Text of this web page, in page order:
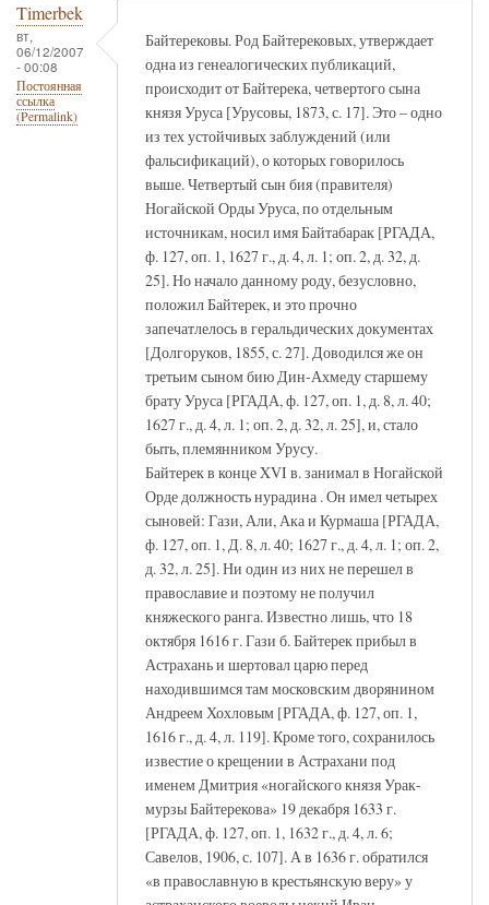
Timerbek
вт,
06/12/2007
- 00:08
Постоянная
ссылка
(Permalink)
Байтерековы. Род Байтерековых, утверждает
одна из генеалогических публикаций,
происходит от Байтерека, четвертого сына
князя Уруса [Урусовы, 1873, с. 17]. Это – одно
из тех устойчивых заблуждений (или
фальсификаций), о которых говорилось
выше. Четвертый сын бия (правителя)
Ногайской Орды Уруса, по отдельным
источникам, носил имя Байтабарак [РГАДА,
ф. 127, оп. 1, 1627 г., д. 4, л. 1; оп. 2, д. 32, д.
25]. Но начало данному роду, безусловно,
положил Байтерек, и это прочно
запечатлелось в геральдических документах
[Долгоруков, 1855, с. 27]. Доводился же он
третьим сыном бию Дин-Ахмеду старшему
брату Уруса [РГАДА, ф. 127, оп. 1, д. 8, л. 40;
1627 г., д. 4, л. 1; оп. 2, д. 32, л. 25], и, стало
быть, племянником Урусу.
Байтерек в конце XVI в. занимал в Ногайской
Орде должность нурадина . Он имел четырех
сыновей: Гази, Али, Ака и Курмаша [РГАДА,
ф. 127, оп. 1, Д. 8, л. 40; 1627 г., д. 4, л. 1; оп. 2,
д. 32, л. 25]. Ни один из них не перешел в
православие и поэтому не получил
княжеского ранга. Известно лишь, что 18
октября 1616 г. Гази б. Байтерек прибыл в
Астрахань и шертовал царю перед
находившимся там московским дворянином
Андреем Хохловым [РГАДА, ф. 127, оп. 1,
1616 г., д. 4, л. 119]. Кроме того, сохранилось
известие о крещении в Астрахани под
именем Дмитрия «ногайского князя Урак-
мурзы Байтерекова» 19 декабря 1633 г.
[РГАДА, ф. 127, оп. 1, 1632 г., д. 4, л. 6;
Савелов, 1906, с. 107]. А в 1636 г. обратился
«в православную в крестьянскую веру» у